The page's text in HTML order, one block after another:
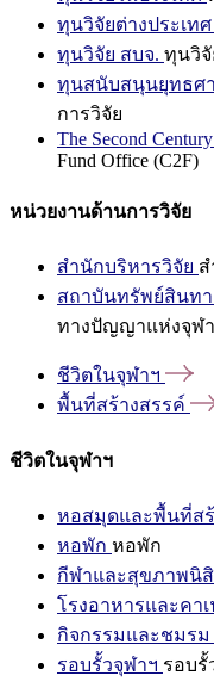
ทุนวิจัยต่างประเทศ
ทุนวิจัย สบจ. ทุนวิจั
ทุนสนับสนุนยุทธศ
การวิจัย
The Second
Fund Office (C2F)
หน่วยงานด้านการวิจัย
สำนักบริหารวิจัย
สถาบันทรัพย์สินท
ทางปัญญาแห่งจุฬ
ชีวิตในจุฬาฯ
พื้นที่สร้างสรรค์
ชีวิตในจุฬาฯ
หอสมุดและพื้นที่ส
หอพัก หอพัก
กีฬาและสุขภาพนิ
โรงอาหารและคาเ
กิจกรรมและชมรม
รอบรั้วจุฬาฯ รอบรั้